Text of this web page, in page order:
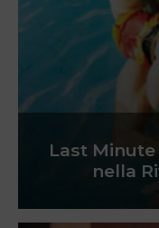
Last
nella